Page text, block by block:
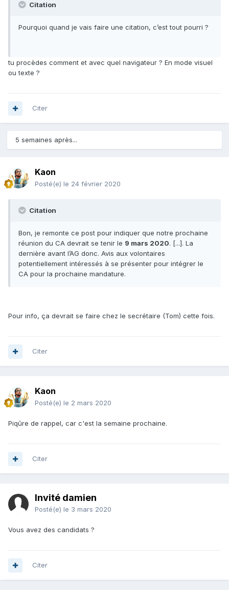
Citation
Pourquoi quand je vais faire une citation, c’est tout pourri ?
tu procèdes comment et avec quel navigateur ? En mode visuel
ou texte ?
Citer
5 semaines après...
Kaon
Posté(e) le 24 février 2020
Citation
Bon, je remonte ce post pour indiquer que notre prochaine
réunion du CA devrait se tenir le 9 mars 2020. [...]. La
dernière avant l’AG donc. Avis aux volontaires
potentiellement intéressés à se présenter pour intégrer le
CA pour la prochaine mandature.
Pour info, ça devrait se faire chez le secrétaire (Tom) cette fois.
Citer
Kaon
Posté(e) le 2 mars 2020
Piqûre de rappel, car c'est la semaine prochaine.
Citer
Invité damien
Posté(e) le 3 mars 2020
Vous avez des candidats ?
Citer